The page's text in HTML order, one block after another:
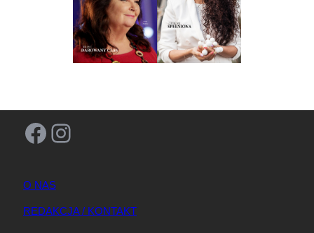
Facebook Instagram
O NAS
REDAKCJA / KONTAKT